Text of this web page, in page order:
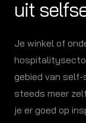
uit
Je winkel of
gebied van
steeds meer
je er goed op